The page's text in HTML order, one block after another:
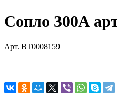
Сопло 300А
Арт. BT0008159